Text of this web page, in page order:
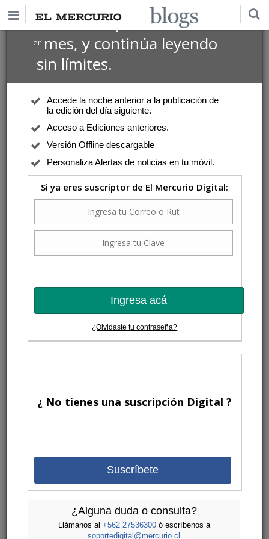
Suscríbete por $1 USD
ermes, y continúa leyendo
sin límites.
Accede la noche anterior a la publicación de
la edición del día siguiente.
Acceso a Ediciones anteriores.
Versión Offline descargable
Personaliza Alertas de noticias en tu móvil.
Si ya eres suscriptor de El Mercurio Digital:
Ingresa acá
¿Olvidaste tu contraseña?
¿ No tienes una suscripción Digital ?
Suscríbete
¿Alguna duda o consulta?
Llámanos al +562 27536300ó escríbenos a
soportedigital@mercurio.cl